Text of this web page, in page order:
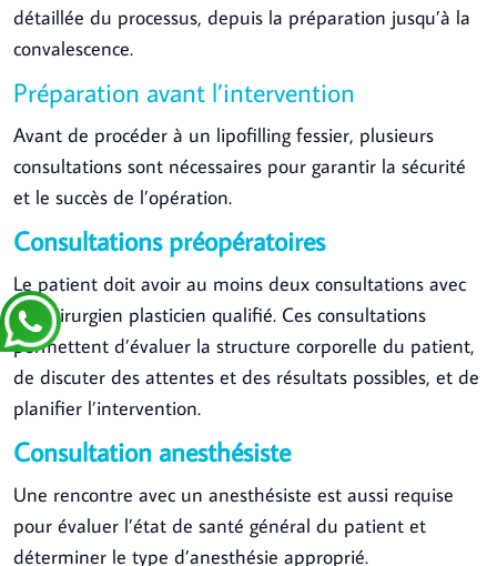
détaillée du processus, depuis la préparation jusqu’à la
convalescence.
Préparation avant l’intervention
Avant de procéder à un lipofilling fessier, plusieurs
consultations sont nécessaires pour garantir la sécurité
et le succès de l’opération.
Consultations préopératoires
Le patient doit avoir au moins deux consultations avec
un chirurgien plasticien qualifié. Ces consultations
permettent d’évaluer la structure corporelle du patient,
de discuter des attentes et des résultats possibles, et de
planifier l’intervention.
Consultation anesthésiste
Une rencontre avec un anesthésiste est aussi requise
pour évaluer l’état de santé général du patient et
déterminer le type d’anesthésie approprié.